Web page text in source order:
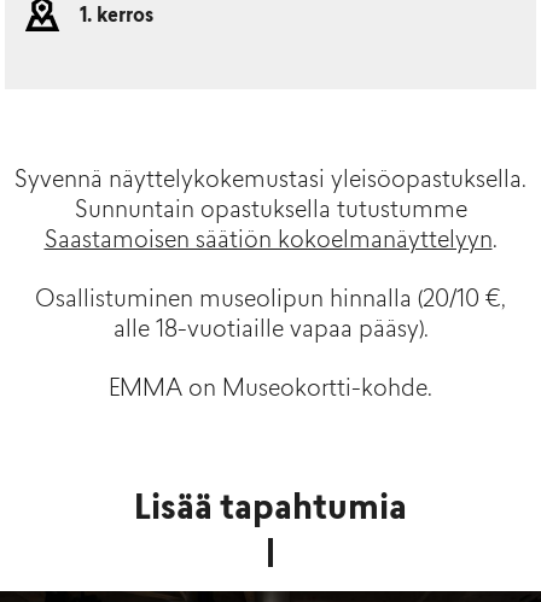
1. kerros
Syvennä näyttelykokemustasi yleisöopastuksella.
Sunnuntain opastuksella tutustumme
Saastamoisen säätiön kokoelmanäyttelyyn.
Osallistuminen museolipun hinnalla (20/10 €,
alle 18-vuotiaille vapaa pääsy).
EMMA on Museokortti-kohde.
Lisää tapahtumia